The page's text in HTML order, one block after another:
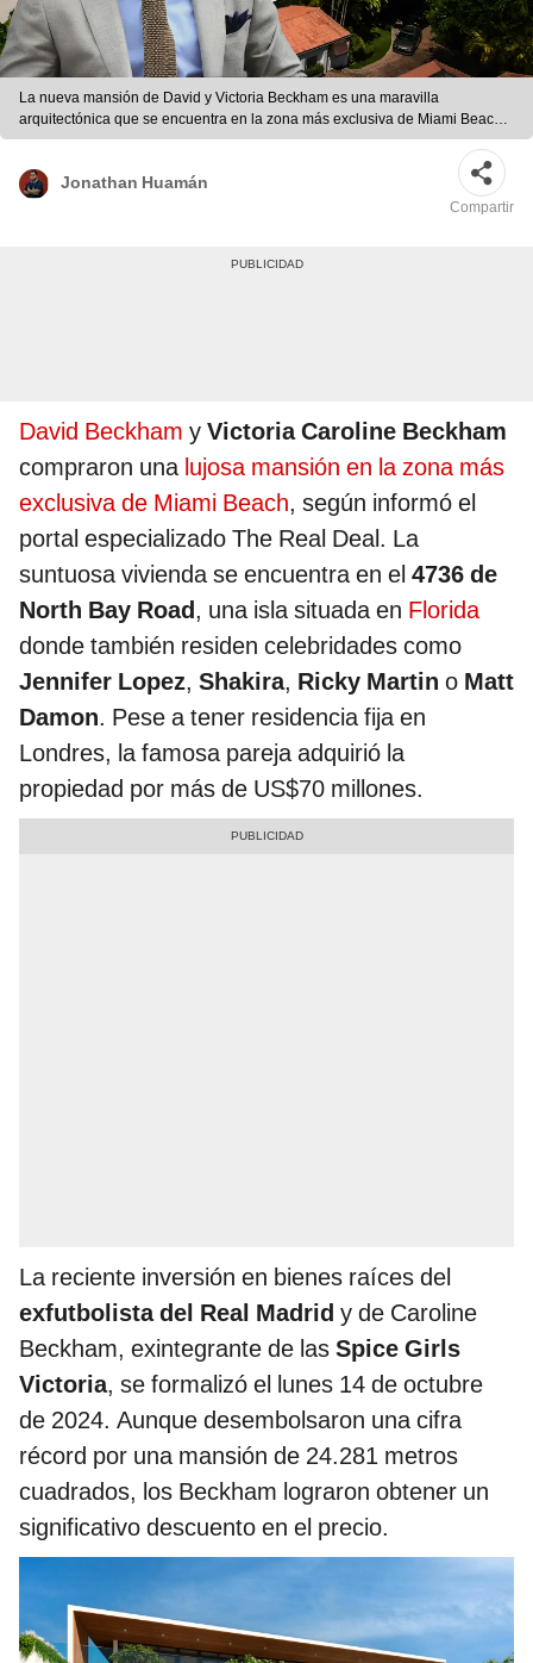
La nueva mansión de David y Victoria Beckham es una maravilla
arquitectónica que se encuentra en la zona más exclusiva de Miami Beach.
Foto: composición LR/GENTLEMAN/Instagram
Jonathan Huamán
Compartir
David Beckham y Victoria Caroline Beckham
compraron una lujosa mansión en la zona más
exclusiva de Miami Beach, según informó el
portal especializado The Real Deal. La
suntuosa vivienda se encuentra en el 4736 de
North Bay Road, una isla situada en Florida
donde también residen celebridades como
Jennifer Lopez, Shakira, Ricky Martin o Matt
Damon. Pese a tener residencia fija en
Londres, la famosa pareja adquirió la
propiedad por más de US$70 millones.
La reciente inversión en bienes raíces del
exfutbolista del Real Madrid y de Caroline
Beckham, exintegrante de las Spice Girls
Victoria, se formalizó el lunes 14 de octubre
de 2024. Aunque desembolsaron una cifra
récord por una mansión de 24.281 metros
cuadrados, los Beckham lograron obtener un
significativo descuento en el precio.